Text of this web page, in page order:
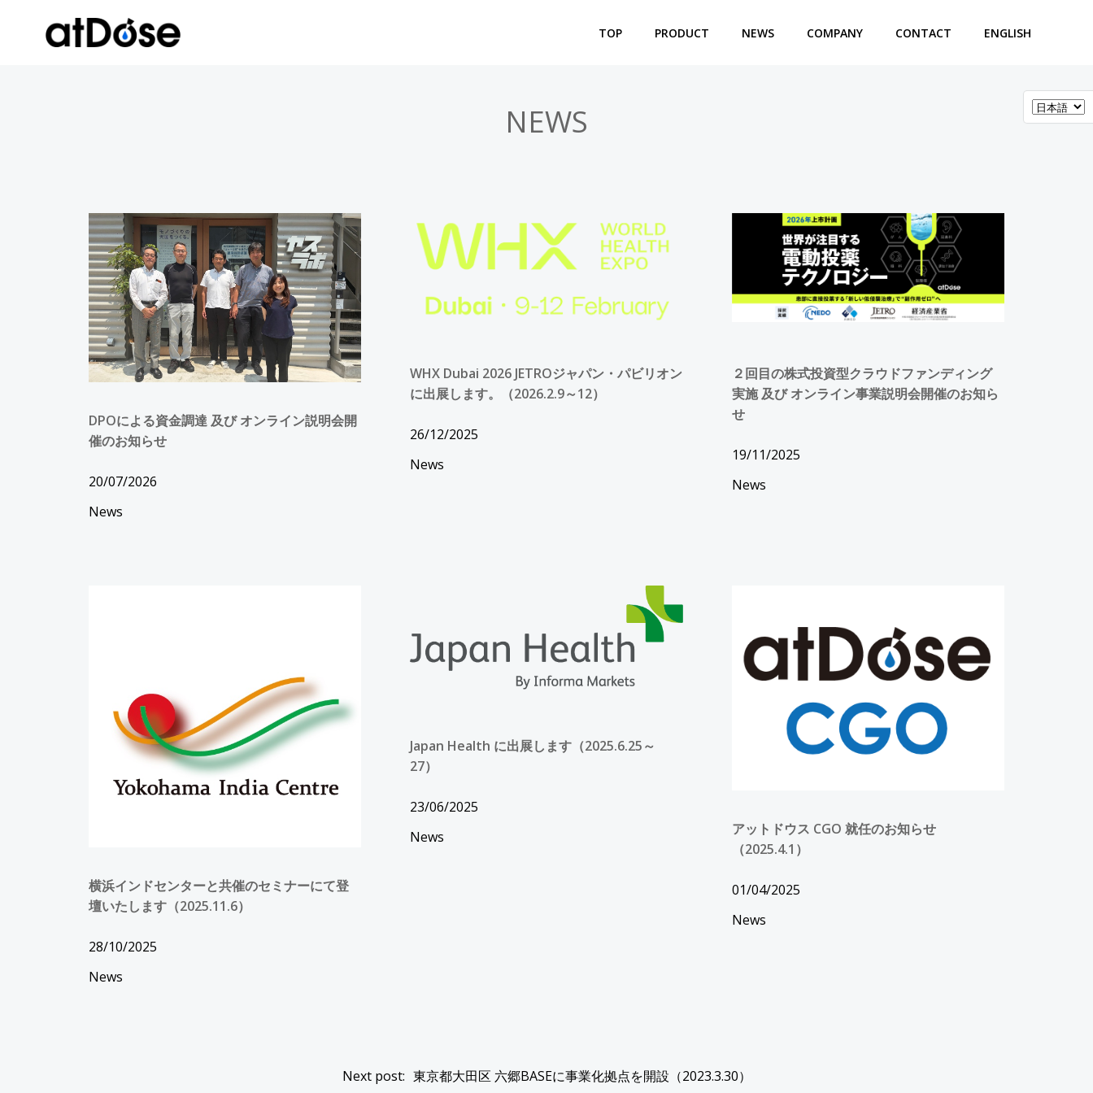
TOP PRODUCT NEWS COMPANY CONTACT ENGLISH
NEWS
DPOによる資金調達 及び オンライン説明会開
催のお知らせ
20/07/2026
News
WHX Dubai 2026 JETROジャパン・パビリオン
に出展します。（2026.2.9～12）
26/12/2025
News
２回目の株式投資型クラウドファンディング
実施 及び オンライン事業説明会開催のお知ら
せ
19/11/2025
News
横浜インドセンターと共催のセミナーにて登
壇いたします（2025.11.6）
28/10/2025
News
Japan Health に出展します（2025.6.25～
27）
23/06/2025
News
アットドウス CGO 就任のお知らせ
（2025.4.1）
01/04/2025
News
Post
Next post: 東京都大田区 六郷BASEに事業化拠点を開設（2023.3.30）